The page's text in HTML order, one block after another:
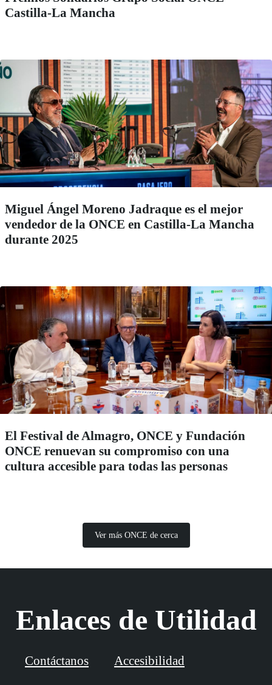
Castilla-La Mancha
Miguel Ángel Moreno Jadraque es el mejor
vendedor de la ONCE en Castilla-La Mancha
durante 2025
El Festival de Almagro, ONCE y Fundación
ONCE renuevan su compromiso con una
cultura accesible para todas las personas
Ver más ONCE de cerca
Enlaces de Utilidad
Contáctanos Accesibilidad